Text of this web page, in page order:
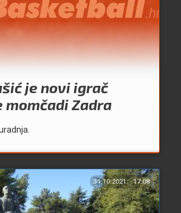
je novi igrač
momčadi Zadra
31.10.2021. 17:08